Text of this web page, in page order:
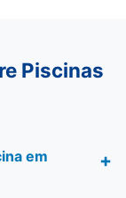
Piscinas
em